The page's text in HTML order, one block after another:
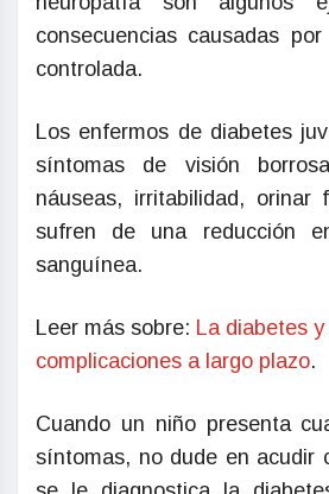
consecuencias causadas
controlada.
Los enfermos de diabetes
síntomas de visión
náuseas, irritabilidad, orinar
sufren de una reducción
sanguínea.
Leer más sobre: La diabetes
complicaciones a largo plazo.
Cuando un niño presenta
síntomas, no dude en acudir